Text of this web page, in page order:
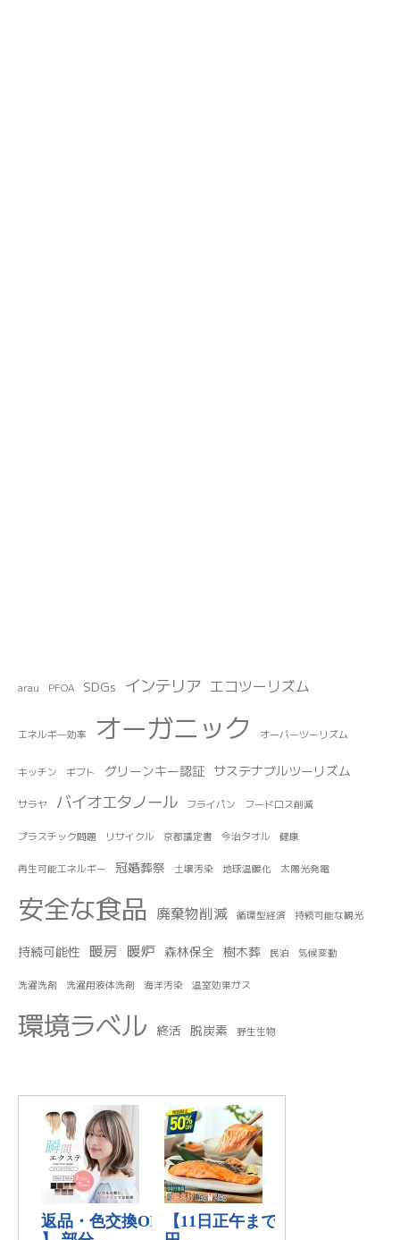
arau PFOA SDGs インテリア エコツーリズム
エネルギー効率 オーガニック オーバーツーリズム
キッチン ギフト グリーンキー認証 サステナブルツーリズム
サラヤ バイオエタノール フライパン フードロス削減
プラスチック問題 リサイクル 京都議定書 今治タオル 健康
再生可能エネルギー 冠婚葬祭 土壌汚染 地球温暖化 太陽光発電
安全な食品 廃棄物削減 循環型経済 持続可能な観光
持続可能性 暖房 暖炉 森林保全 樹木葬 民泊 気候変動
洗濯洗剤 洗濯用液体洗剤 海洋汚染 温室効果ガス
環境ラベル 終活 脱炭素 野生生物